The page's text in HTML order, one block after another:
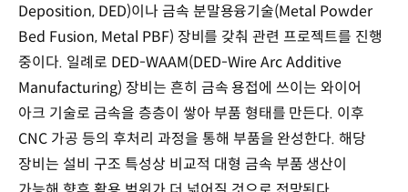
Deposition, DED)이나 금속 분말용융기술(Metal Powder
Bed Fusion, Metal PBF) 장비를 갖춰 관련 프로젝트를 진행
중이다. 일례로 DED-WAAM(DED-Wire Arc Additive
Manufacturing) 장비는 흔히 금속 용접에 쓰이는 와이어
아크 기술로 금속을 층층이 쌓아 부품 형태를 만든다. 이후
CNC 가공 등의 후처리 과정을 통해 부품을 완성한다. 해당
장비는 설비 구조 특성상 비교적 대형 금속 부품 생산이